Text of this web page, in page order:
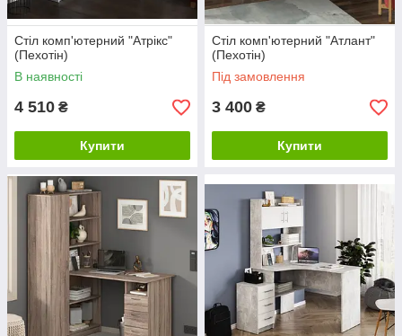
Стіл комп'ютерний "Атрікс"
(Пехотін)
В наявності
4 510 ₴
Купити
Стіл комп'ютерний "Атлант"
(Пехотін)
Під замовлення
3 400 ₴
Купити